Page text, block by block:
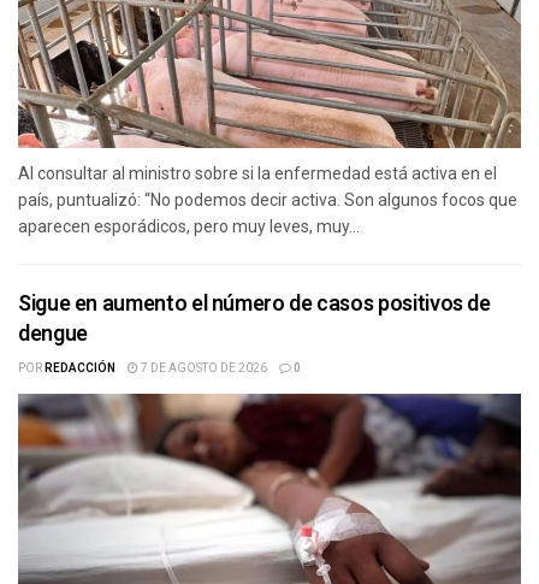
Al consultar al ministro sobre si la enfermedad está activa en el
país, puntualizó: “No podemos decir activa. Son algunos focos que
aparecen esporádicos, pero muy leves, muy...
Sigue en aumento el número de casos positivos de
dengue
PORREDACCIÓN 7 DE AGOSTO DE 2026 0